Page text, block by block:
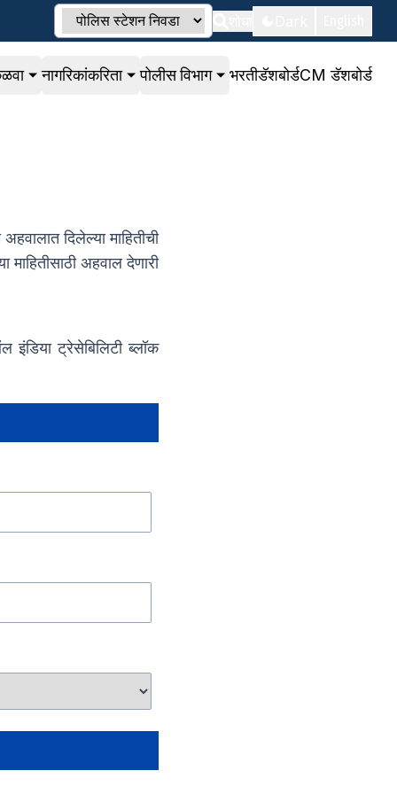
नागरिकांकरिता पोलीस विभाग भरतीडॅशबोर्डCM डॅशबोर्ड
दिलेल्या माहितीची
अहवाल देणारी
ट्रेसेबिलिटी ब्लॉक